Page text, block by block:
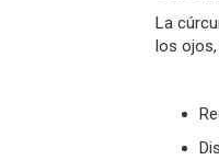
La
los